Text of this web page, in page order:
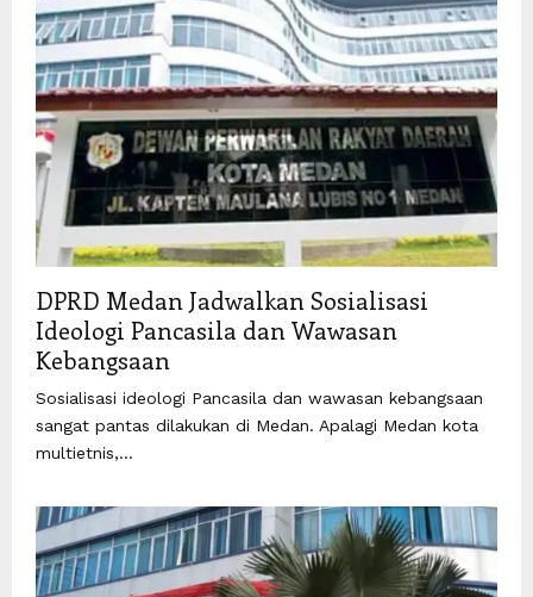
DPRD Medan Jadwalkan Sosialisasi
Ideologi Pancasila dan Wawasan
Kebangsaan
Sosialisasi ideologi Pancasila dan wawasan kebangsaan
sangat pantas dilakukan di Medan. Apalagi Medan kota
multietnis,...